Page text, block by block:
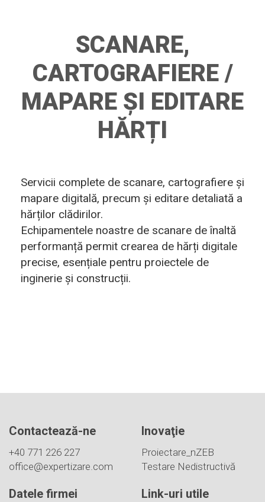
SCANARE,
CARTOGRAFIERE /
MAPARE ȘI EDITARE
HĂRȚI
Servicii complete de scanare, cartografiere și
mapare digitală, precum și editare detaliată a
hărților clădirilor.
Echipamentele noastre de scanare de înaltă
performanță permit crearea de hărți digitale
precise, esențiale pentru proiectele de
inginerie și construcții.
Contactează-ne
+40 771 226 227
office@expertizare.com
Datele firmei
Inovaţie
Proiectare_nZEB
Testare Nedistructivă
Link-uri utile